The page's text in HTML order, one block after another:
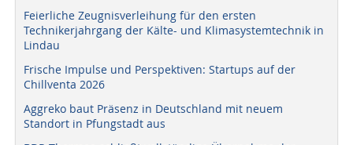
Feierliche Zeugnisverleihung für den ersten
Technikerjahrgang der Kälte- und Klimasystemtechnik in
Lindau
Frische Impulse und Perspektiven: Startups auf der
Chillventa 2026
Aggreko baut Präsenz in Deutschland mit neuem
Standort in Pfungstadt aus